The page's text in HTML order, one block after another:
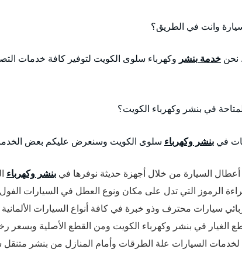
وانت في الطريق؟
نحن خدمة بنشر وكهرباء سلوى الكويت لتوفير كافة خدمات
في بنشر وكهرباء الكويت؟
في بنشر وكهرباء سلوى الكويت وسنعرض عليكم بعض
السيارة من خلال أجهزة حديثة نوفرها في بنشر وكهرباء
الرموز التي تدل على مكان ونوع العطل في السيارات الفول
سيارات محترف وذو خبرة في كافة أنواع السيارات الألمانية
الغيار في بنشر وكهرباء الكويت ومن القطع الأصلية وبسعر
السيارات علة الطرقات وأمام المنازل من بنشر